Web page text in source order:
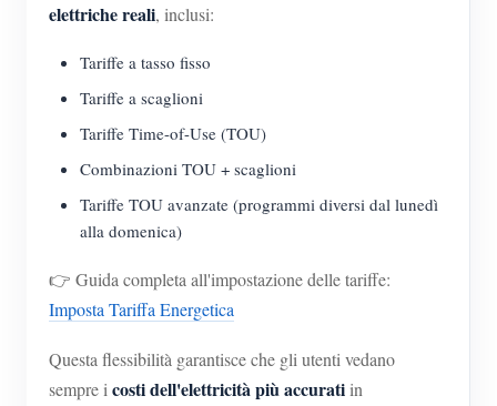
elettriche reali, inclusi:
Tariffe a tasso fisso
Tariffe a scaglioni
Tariffe Time-of-Use (TOU)
Combinazioni TOU + scaglioni
Tariffe TOU avanzate (programmi diversi dal lunedì
alla domenica)
👉 Guida completa all'impostazione delle tariffe:
Imposta Tariffa Energetica
Questa flessibilità garantisce che gli utenti vedano
sempre i costi dell'elettricità più accurati in